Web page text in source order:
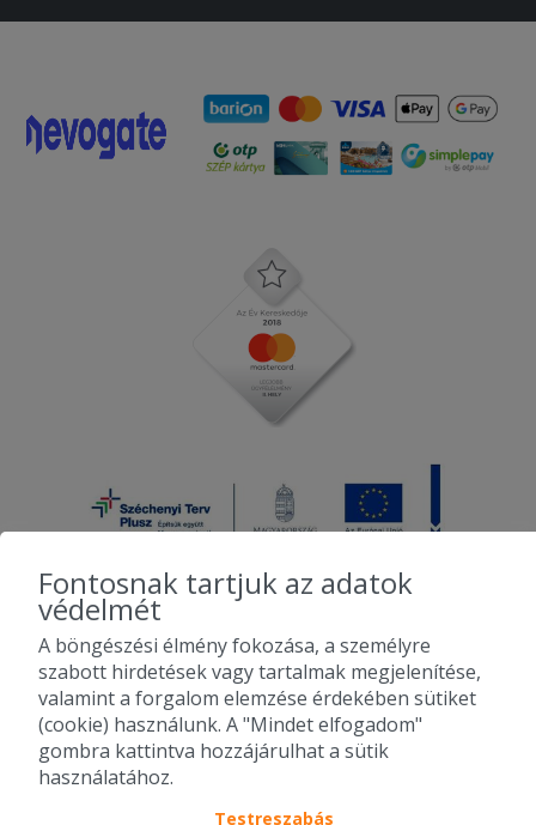
2010-2026 Copyright - Falatozz.hu - Diston-line Kft.
Pizza, gyros, hamburger, menük kedvező áron, egy helyen az összes
étterem ajánlata.
Fontosnak tartjuk az adatok
védelmét
A böngészési élmény fokozása, a személyre
szabott hirdetések vagy tartalmak megjelenítése,
valamint a forgalom elemzése érdekében sütiket
(cookie) használunk. A "Mindet elfogadom"
gombra kattintva hozzájárulhat a sütik
használatához.
Testreszabás